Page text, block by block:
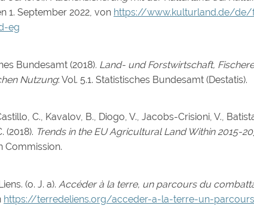
1. September 2022, von https://www.kulturland.de/de/
eg
Bundesamt (2018). Land- und Forstwirtschaft,
Nutzung: Vol. 5.1. Statistisches Bundesamt (Destatis).
C., Kavalov, B., Diogo, V., Jacobs-Crisioni, V.,
(2018). Trends in the EU Agricultural Land Within 2015-
Commission.
(o. J. a). Accéder à la terre, un parcours du
https://terredeliens.org/acceder-a-la-terre-un-